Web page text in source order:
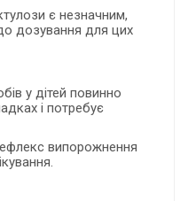
є незначним,
дозування для цих
у дітей повинно
і потребує
випорожнення